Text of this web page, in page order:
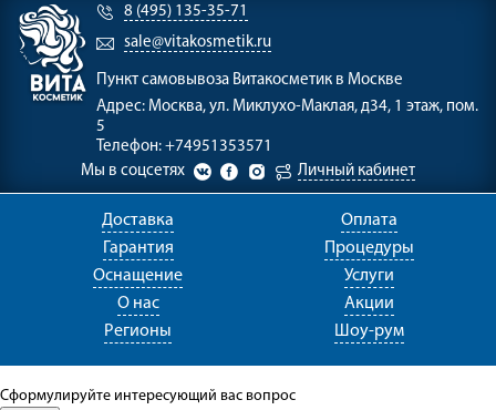
8 (495) 135-35-71
sale@vitakosmetik.ru
Пункт самовывоза Витакосметик в Москве
Адрес: Москва, ул. Миклухо-Маклая, д34, 1 этаж, пом.
5
Телефон: +74951353571
Мы в соцсетях
Личный кабинет
Доставка
Оплата
Гарантия
Процедуры
Оснащение
Услуги
О нас
Акции
Регионы
Шоу-рум
Сформулируйте интересующий вас вопрос